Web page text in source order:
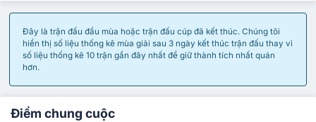
Đây là trận đấu đầu mùa hoặc trận đấu cúp đã kết thúc. Chúng tôi
hiển thị số liệu thống kê mùa giải sau 3 ngày kết thúc trận đấu thay vì
số liệu thống kê 10 trận gần đây nhất để giữ thành tích nhất quán
hơn.
Điểm chung cuộc